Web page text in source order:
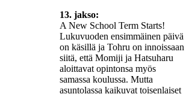
13. jakso:
A New School Term Starts!
Lukuvuoden ensimmäinen päivä
on käsillä ja Tohru on innoissaan
siitä, että Momiji ja Hatsuharu
aloittavat opintonsa myös
samassa koulussa. Mutta
asuntolassa kaikuvat toisenlaiset